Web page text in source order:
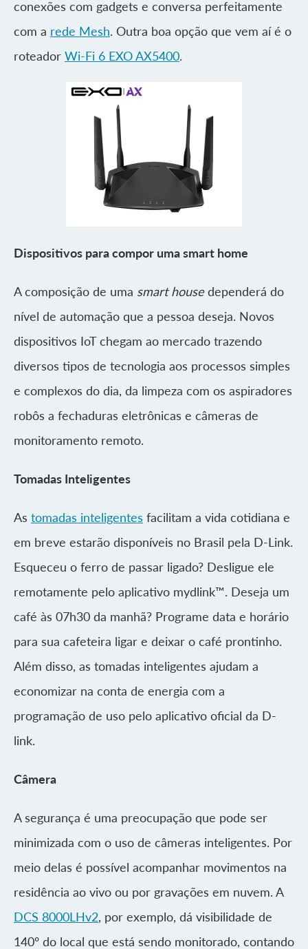
conexões com gadgets e conversa perfeitamente
com a rede Mesh. Outra boa opção que vem aí é o
roteador Wi-Fi 6 EXO AX5400.
Dispositivos para compor uma smart home
A composição de uma smart housedependerá do
nível de automação que a pessoa deseja. Novos
dispositivos IoT chegam ao mercado trazendo
diversos tipos de tecnologia aos processos simples
e complexos do dia, da limpeza com os aspiradores
robôs a fechaduras eletrônicas e câmeras de
monitoramento remoto.
Tomadas Inteligentes
As tomadas inteligentes facilitam a vida cotidiana e
em breve estarão disponíveis no Brasil pela D-Link.
Esqueceu o ferro de passar ligado? Desligue ele
remotamente pelo aplicativo mydlink™. Deseja um
café às 07h30 da manhã? Programe data e horário
para sua cafeteira ligar e deixar o café prontinho.
Além disso, as tomadas inteligentes ajudam a
economizar na conta de energia com a
programação de uso pelo aplicativo oficial da D-
link.
Câmera
A segurança é uma preocupação que pode ser
minimizada com o uso de câmeras inteligentes. Por
meio delas é possível acompanhar movimentos na
residência ao vivo ou por gravações em nuvem. A
DCS 8000LHv2, por exemplo, dá visibilidade de
140º do local que está sendo monitorado, contando